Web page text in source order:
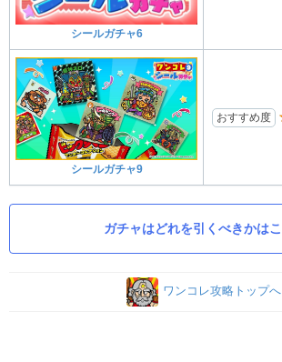
シールガチャ6
シールガチャ9
おすすめ度
ガチャはどれを引くべきかは
ワンコレ攻略トップへ